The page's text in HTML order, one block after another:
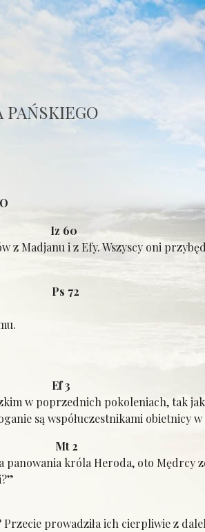
PAŃSKIEGO
60
z Madjanu i z Efy. Wszyscy oni
72
3
w poprzednich pokoleniach, tak
są współuczestnikami obietnicy
2
panowania króla Heroda, oto
prowadziła ich cierpliwie z